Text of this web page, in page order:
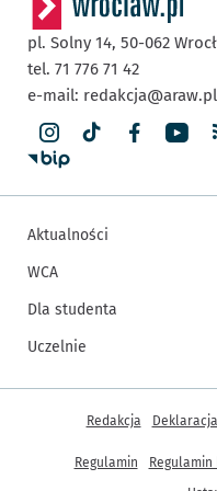
pl. Solny 14, 50-062
tel. 71 776 71 42
e-mail: redakcja@araw.pl
Aktualności
WCA
Dla studenta
Uczelnie
Inne informacje
Redakcja
Regulamin